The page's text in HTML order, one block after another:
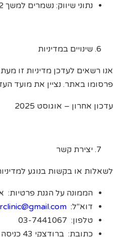
נתוני שיווק: נשמרים למשך 12 חודשים
שינויים במדיניות
אנו רשאים לעדכן מדיניות זו
פרסומו באתר. נציין את מועד
עדכון אחרון – אוגוסט 2025
יצירת קשר
לשאלות או בקשות בנוגע
הממונה על הגנת פרטיות:
דוא"ל:
טלפון: 03-7441067
כתובת: ברודצקי 43 כניסה א' קומה 3 רמת אביב